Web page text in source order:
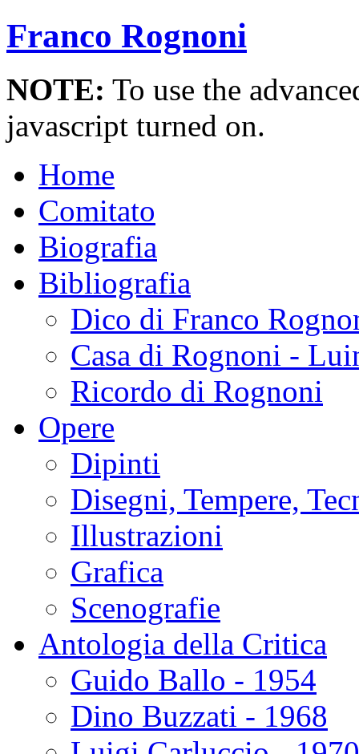
Franco Rognoni
NOTE: To use the
javascript turned on.
Home
Comitato
Biografia
Bibliografia
Dico di Franco
Casa di Rognoni -
Ricordo di Rognoni
Opere
Dipinti
Disegni, Tempere,
Illustrazioni
Grafica
Scenografie
Antologia della Critica
Guido Ballo - 1954
Dino Buzzati - 1968